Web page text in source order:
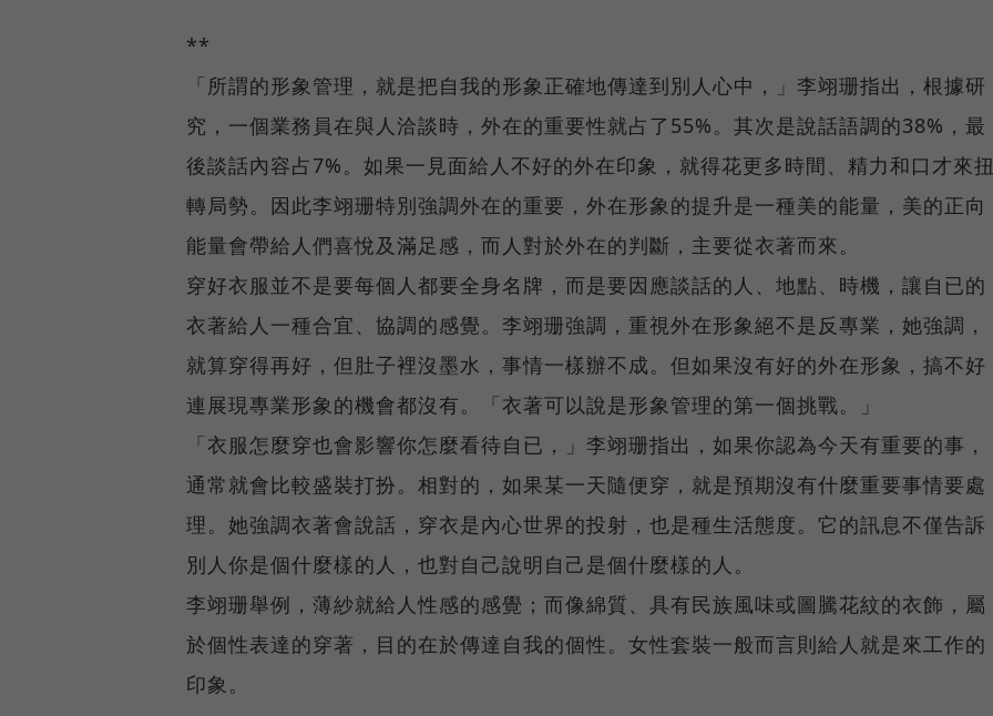
**
「所謂的形象管理，就是把自我的形象正確地傳達到別人心中，」李翊珊指出，根據研
究，一個業務員在與人洽談時，外在的重要性就占了55%。其次是說話語調的38%，最
後談話內容占7%。如果一見面給人不好的外在印象，就得花更多時間、精力和口才來
轉局勢。因此李翊珊特別強調外在的重要，外在形象的提升是一種美的能量，美的正向
能量會帶給人們喜悅及滿足感，而人對於外在的判斷，主要從衣著而來。
穿好衣服並不是要每個人都要全身名牌，而是要因應談話的人、地點、時機，讓自已的
衣著給人一種合宜、協調的感覺。李翊珊強調，重視外在形象絕不是反專業，她強調，
就算穿得再好，但肚子裡沒墨水，事情一樣辦不成。但如果沒有好的外在形象，搞不好
連展現專業形象的機會都沒有。「衣著可以說是形象管理的第一個挑戰。」
「衣服怎麼穿也會影響你怎麼看待自已，」李翊珊指出，如果你認為今天有重要的事，
通常就會比較盛裝打扮。相對的，如果某一天隨便穿，就是預期沒有什麼重要事情要處
理。她強調衣著會說話，穿衣是內心世界的投射，也是種生活態度。它的訊息不僅告訴
別人你是個什麼樣的人，也對自己說明自己是個什麼樣的人。
李翊珊舉例，薄紗就給人性感的感覺；而像綿質、具有民族風味或圖騰花紋的衣飾，屬
於個性表達的穿著，目的在於傳達自我的個性。女性套裝一般而言則給人就是來工作的
印象。